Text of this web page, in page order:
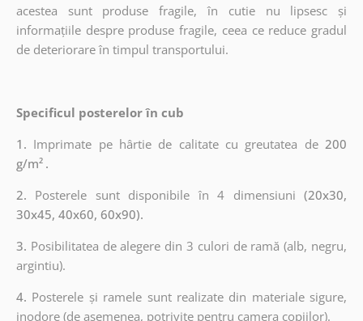
acestea sunt produse fragile, în cutie nu lipsesc și
informațiile despre produse fragile, ceea ce reduce gradul
de deteriorare în timpul transportului.
Specificul posterelor în cub
1. Imprimate pe hârtie de calitate cu greutatea de200
g/m² .
2. Posterele sunt disponibile în 4 dimensiuni (20x30,
30x45, 40x60, 60x90).
3. Posibilitatea de alegere din 3 culori de ramă (alb, negru,
argintiu).
4. Posterele și ramele sunt realizate din materiale sigure,
inodore (de asemenea, potrivite pentru camera copiilor).